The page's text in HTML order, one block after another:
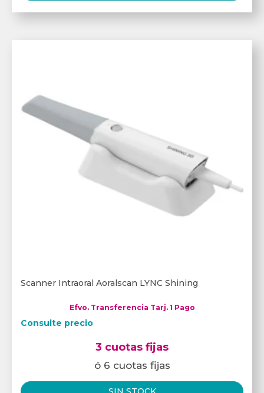
Scanner Intraoral Aoralscan LYNC Shining
Efvo. Transferencia Tarj. 1 Pago
Consulte precio
3 cuotas fijas
ó 6 cuotas fijas